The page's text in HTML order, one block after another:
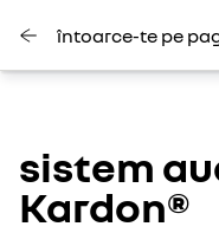
întoarce-te pe
sistem
Kardon®